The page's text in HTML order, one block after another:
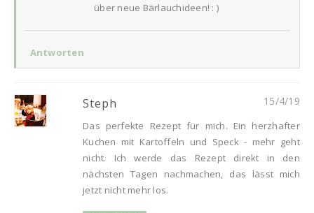
über neue Bärlauchideen! : )
Antworten
Steph 15/4/19
Das perfekte Rezept für mich. Ein herzhafter
Kuchen mit Kartoffeln und Speck - mehr geht
nicht. Ich werde das Rezept direkt in den
nächsten Tagen nachmachen, das lässt mich
jetzt nicht mehr los.